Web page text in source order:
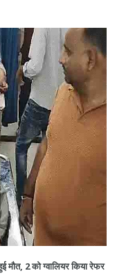
मौत, 2 को ग्वालियर किया रेफर